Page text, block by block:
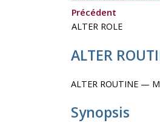
Précédent
ALTER ROLE
ALTER
ALTER ROUTINE —
Synopsis